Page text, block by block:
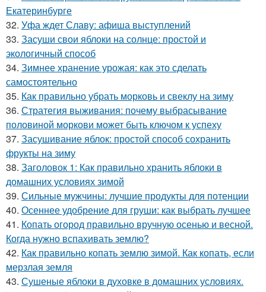
Екатеринбурге
32. Уфа ждет Славу: афиша выступлений
33. Засуши свои яблоки на солнце: простой и
экологичный способ
34. Зимнее хранение урожая: как это сделать
самостоятельно
35. Как правильно убрать морковь и свеклу на зиму
36. Стратегия выживания: почему выбрасывание
половиной моркови может быть ключом к успеху
37. Засушивание яблок: простой способ сохранить
фрукты на зиму
38. Заголовок 1: Как правильно хранить яблоки в
домашних условиях зимой
39. Сильные мужчины: лучшие продукты для потенции
40. Осеннее удобрение для груши: как выбрать лучшее
41. Копать огород правильно вручную осенью и весной.
Когда нужно вспахивать землю?
42. Как правильно копать землю зимой. Как копать, если
мерзлая земля
43. Сушеные яблоки в духовке в домашних условиях.